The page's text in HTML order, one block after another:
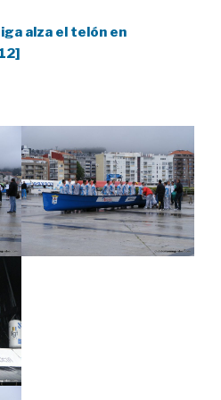
alza el telón en